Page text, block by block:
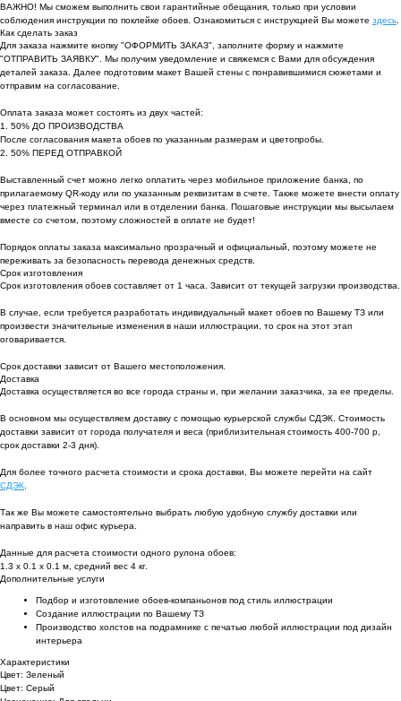
ВАЖНО! Мы сможем выполнить свои гарантийные обещания, только при условии
соблюдения инструкции по поклейке обоев. Ознакомиться с инструкцией Вы можете здесь
Как сделать заказ
Для заказа нажмите кнопку "ОФОРМИТЬ ЗАКАЗ", заполните форму и нажмите
"ОТПРАВИТЬ ЗАЯВКУ". Мы получим уведомление и свяжемся с Вами для обсуждения
деталей заказа. Далее подготовим макет Вашей стены с понравившимися сюжетами и
отправим на согласование.
Оплата заказа может состоять из двух частей:
1. 50% ДО ПРОИЗВОДСТВА
После согласования макета обоев по указанным размерам и цветопробы.
2. 50% ПЕРЕД ОТПРАВКОЙ
Выставленный счет можно легко оплатить через мобильное приложение банка, по
прилагаемому QR-коду или по указанным реквизитам в счете. Также можете внести оплату
через платежный терминал или в отделении банка. Пошаговые инструкции мы высылаем
вместе со счетом, поэтому сложностей в оплате не будет!
Порядок оплаты заказа максимально прозрачный и официальный, поэтому можете не
переживать за безопасность перевода денежных средств.
Срок изготовления
Срок изготовления обоев составляет от 1 часа. Зависит от текущей загрузки производства.
В случае, если требуется разработать индивидуальный макет обоев по Вашему ТЗ или
произвести значительные изменения в наши иллюстрации, то срок на этот этап
оговаривается.
Срок доставки зависит от Вашего местоположения.
Доставка
Доставка осуществляется во все города страны и, при желании заказчика, за ее пределы.
В основном мы осуществляем доставку с помощью курьерской службы СДЭК. Стоимость
доставки зависит от города получателя и веса (приблизительная стоимость 400-700 р,
срок доставки 2-3 дня).
Для более точного расчета стоимости и срока доставки, Вы можете перейти на сайт
СДЭК
Так же Вы можете самостоятельно выбрать любую удобную службу доставки или
направить в наш офис курьера.
Данные для расчета стоимости одного рулона обоев:
1.3 х 0.1 х 0.1 м, средний вес 4 кг.
Дополнительные услуги
Подбор и изготовление обоев-компаньонов под стиль иллюстрации
Создание иллюстрации по Вашему ТЗ
Производство холстов на подрамнике с печатью любой иллюстрации под дизайн
интерьера
Характеристики
Цвет: Зеленый
Цвет: Серый